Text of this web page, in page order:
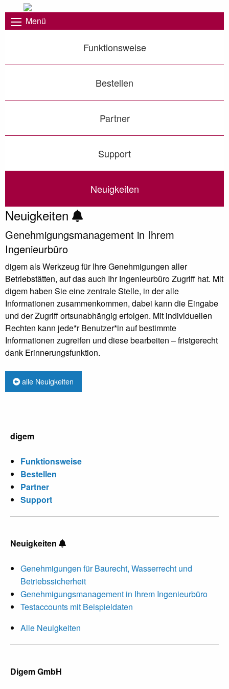
Menü
Funktionsweise
Bestellen
Partner
Support
Neuigkeiten
Neuigkeiten
Genehmigungsmanagement in Ihrem
Ingenieurbüro
digem als Werkzeug für Ihre Genehmigungen aller
Betriebstätten, auf das auch Ihr Ingenieurbüro Zugriff hat. Mit
digem haben Sie eine zentrale Stelle, in der alle
Informationen zusammenkommen, dabei kann die Eingabe
und der Zugriff ortsunabhängig erfolgen. Mit individuellen
Rechten kann jede*r Benutzer*in auf bestimmte
Informationen zugreifen und diese bearbeiten – fristgerecht
dank Erinnerungsfunktion.
alle Neuigkeiten
digem
Funktionsweise
Bestellen
Partner
Support
Neuigkeiten
Genehmigungen für Baurecht, Wasserrecht und
Betriebssicherheit
Genehmigungsmanagement in Ihrem Ingenieurbüro
Testaccounts mit Beispieldaten
Alle Neuigkeiten
Digem GmbH